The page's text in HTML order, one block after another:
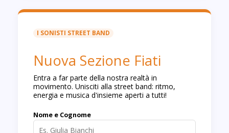
I SONISTI STREET BAND
Nuova Sezione Fiati
Entra a far parte della nostra realtà in
movimento. Unisciti alla street band: ritmo,
energia e musica d'insieme aperti a tutti!
Nome e Cognome